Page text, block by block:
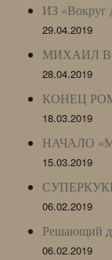
ИЗ «Вокруг
29.04.2019
МИХАИЛ
28.04.2019
КОНЕЦ
18.03.2019
НАЧАЛО
15.03.2019
06.02.2019
Решающий
06.02.2019